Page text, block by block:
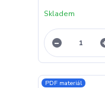
Skladem
PDF materiál